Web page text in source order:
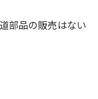
部品の販売はない